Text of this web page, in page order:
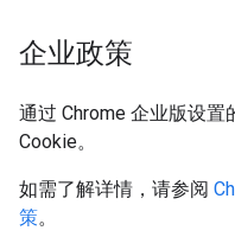
企业政策
通过 Chrome 企业版设
Cookie。
如需了解详情，请参阅
策。